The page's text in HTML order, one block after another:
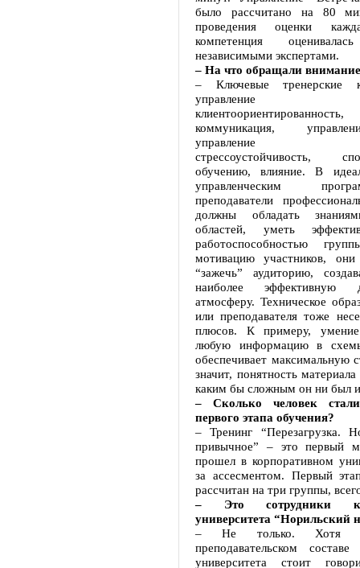
было рассчитано на 80
проведения оценки
компетенция
независимыми экспертами.
– На что обращали
– Ключевые тренерские
управление
коммуникация,
управление
стрессоустойчивость,
обучению, влияние. В
управленческим
преподаватели
должны обладать
областей, уметь
работоспособностью
мотивацию участников,
“зажечь” аудиторию,
наиболее эффективную
атмосферу. Техническое
или преподавателя тоже
плюсов. К примеру, умение
любую информацию в
обеспечивает максимальную
значит, понятность
каким бы сложным он ни был
– Сколько человек
первого этапа обучения?
– Тренинг “Перезагрузка.
привычное” – это первый
прошел в корпоративном
за ассесментом. Первый
рассчитан на три группы,
– Это сотрудники
университета “Норильский
– Не только. Хотя о
преподавательском составе
университета стоит